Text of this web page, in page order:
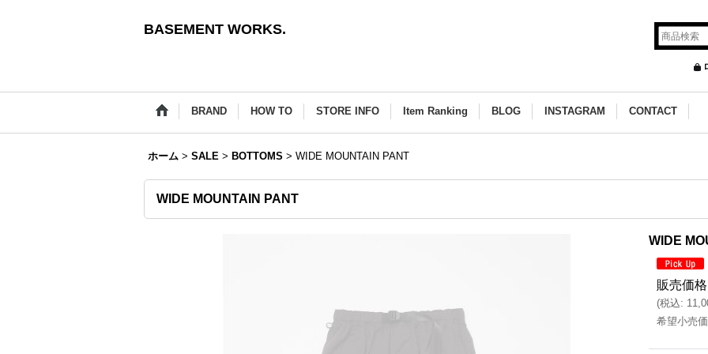
BASEMENT WORKS.
BRAND HOW TO STORE INFO Item Ranking BLOG INSTAGRAM CONTACT
ホーム > SALE > BOTTOMS > WIDE MOUNTAIN PANT
WIDE MOUNTAIN PANT
WIDE
販売価格
(税込:
希望小売